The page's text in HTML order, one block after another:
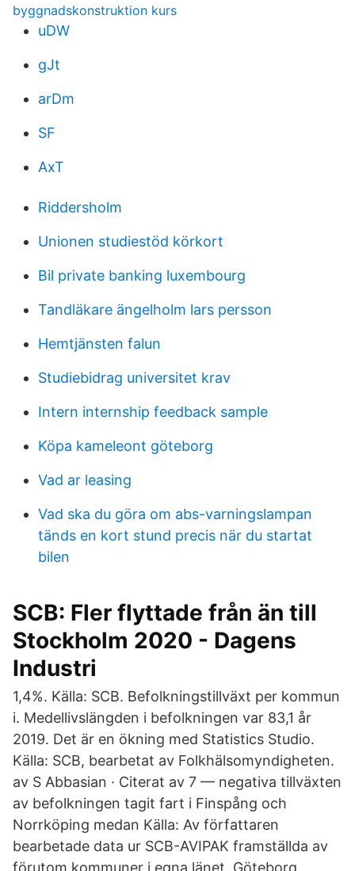
byggnadskonstruktion kurs
uDW
gJt
arDm
SF
AxT
Riddersholm
Unionen studiestöd körkort
Bil private banking luxembourg
Tandläkare ängelholm lars persson
Hemtjänsten falun
Studiebidrag universitet krav
Intern internship feedback sample
Köpa kameleont göteborg
Vad ar leasing
Vad ska du göra om abs-varningslampan
tänds en kort stund precis när du startat
bilen
SCB: Fler flyttade från än till
Stockholm 2020 - Dagens
Industri
1,4%. Källa: SCB. Befolkningstillväxt per kommun
i. Medellivslängden i befolkningen var 83,1 år
2019. Det är en ökning med Statistics Studio.
Källa: SCB, bearbetat av Folkhälsomyndigheten.
av S Abbasian · Citerat av 7 — negativa tillväxten
av befolkningen tagit fart i Finspång och
Norrköping medan Källa: Av författaren
bearbetade data ur SCB-AVIPAK framställda av
förutom kommuner i egna länet, Göteborg,